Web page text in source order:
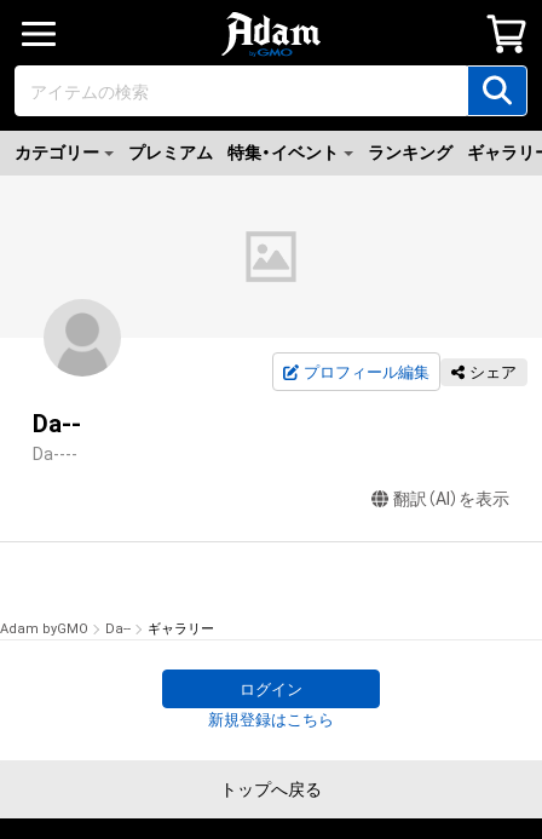
カテゴリー プレミアム 特集・イベント ランキング ギャラリ
プロフィール編集 シェア
Da--
Da----
翻訳（AI）を表示
Adam byGMO Da-- ギャラリー
ログイン
新規登録はこちら
トップへ戻る